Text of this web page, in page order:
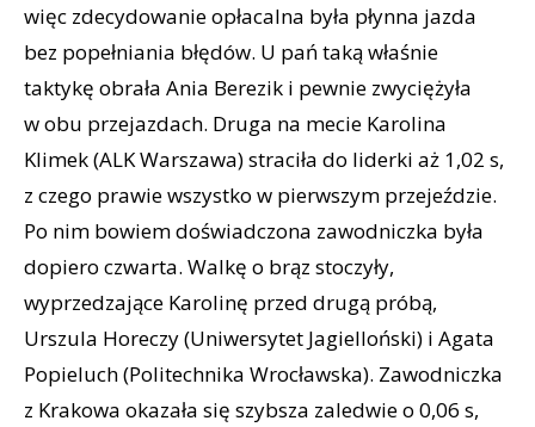
więc zdecydowanie opłacalna była płynna jazda
bez popełniania błędów. U pań taką właśnie
taktykę obrała Ania Berezik i pewnie zwyciężyła
w obu przejazdach. Druga na mecie Karolina
Klimek (ALK Warszawa) straciła do liderki aż 1,02 s,
z czego prawie wszystko w pierwszym przejeździe.
Po nim bowiem doświadczona zawodniczka była
dopiero czwarta. Walkę o brąz stoczyły,
wyprzedzające Karolinę przed drugą próbą,
Urszula Horeczy (Uniwersytet Jagielloński) i Agata
Popieluch (Politechnika Wrocławska). Zawodniczka
z Krakowa okazała się szybsza zaledwie o 0,06 s,